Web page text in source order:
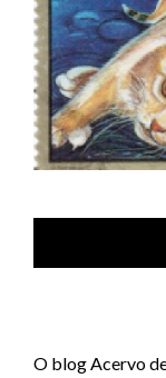
O blog Acervo